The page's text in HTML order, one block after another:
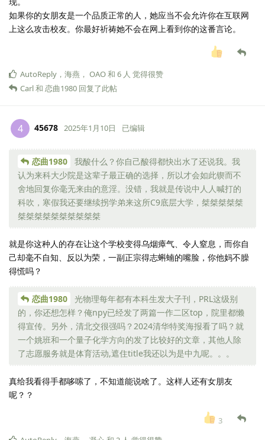
如果你的女朋友是一个品质正常的人，她应当不会允许你在互联网
上这么攻击校友。你最好祈祷她不会在网上看到你的这番言论。
AutoReply ， 海燕 ， OAO和 6 人 觉得很赞
Carl和 恋曲1980 回复了此帖
4 45678 2025年1月10日 已编辑
恋曲1980
我酸什么？你自己酸得都快出水了还说我。我
认为来科大少院是这辈子最正确的选择，所以才会如此锲而不
舍地回复你毫无来由的意淫。没错，我就是传说中人人喊打的
科吹，寒假我还要继续拐学弟来这所C9底层大学，桀桀桀桀桀
桀桀桀桀桀桀桀桀桀桀
就是你这种人的存在让这个学校变得乌烟瘴气、令人窒息，而你自
己却毫不自知、反以为荣，一副正宗得志蝌蝻的嘴脸，你他妈不臊
得慌吗？
恋曲1980
光物理每年都有本科生发大子刊，PRL这级别
的，你还想怎样？俺npy已经发了两篇一作二区top，院里都懒
得宣传。另外，清北交很强吗？2024清华特奖海报看了吗？就
一个姚班和一个量子化学方向的发了比较好的文章，其他人除
了志愿服务就是体育活动,遮住title我还以为是中九呢。。。
真给我看得手都哆嗦了，不知道能说啥了。这样人还有女朋友
呢？？
3